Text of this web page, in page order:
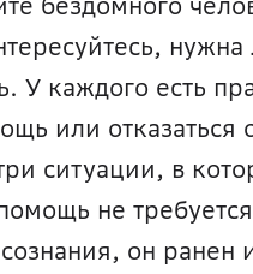
нужна
У каждого есть
или отказаться
ситуации, в
не
он ранен